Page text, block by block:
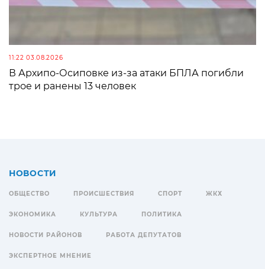
11:22 03.08.2026
В Архипо-Осиповке из-за атаки БПЛА погибли
трое и ранены 13 человек
НОВОСТИ
ОБЩЕСТВО ПРОИСШЕСТВИЯ СПОРТ ЖКХ
ЭКОНОМИКА КУЛЬТУРА ПОЛИТИКА
НОВОСТИ РАЙОНОВ РАБОТА ДЕПУТАТОВ
ЭКСПЕРТНОЕ МНЕНИЕ